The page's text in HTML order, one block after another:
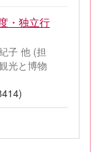
・独立行
子 他 (担
光と博物